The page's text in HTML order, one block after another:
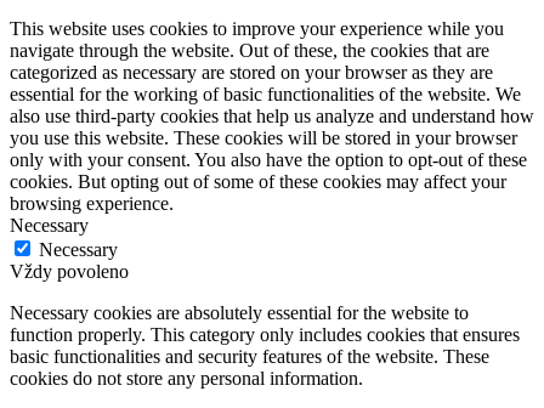
This website uses cookies to improve your experience while you
navigate through the website. Out of these, the cookies that are
categorized as necessary are stored on your browser as they are
essential for the working of basic functionalities of the website. We
also use third-party cookies that help us analyze and understand how
you use this website. These cookies will be stored in your browser
only with your consent. You also have the option to opt-out of these
cookies. But opting out of some of these cookies may affect your
browsing experience.
Necessary
Necessary
Vždy povoleno
Necessary cookies are absolutely essential for the website to
function properly. This category only includes cookies that ensures
basic functionalities and security features of the website. These
cookies do not store any personal information.